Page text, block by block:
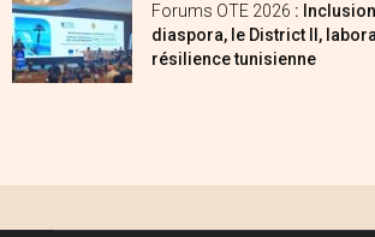
Forums OTE 2026 :
diaspora, le District II,
résilience tunisienne